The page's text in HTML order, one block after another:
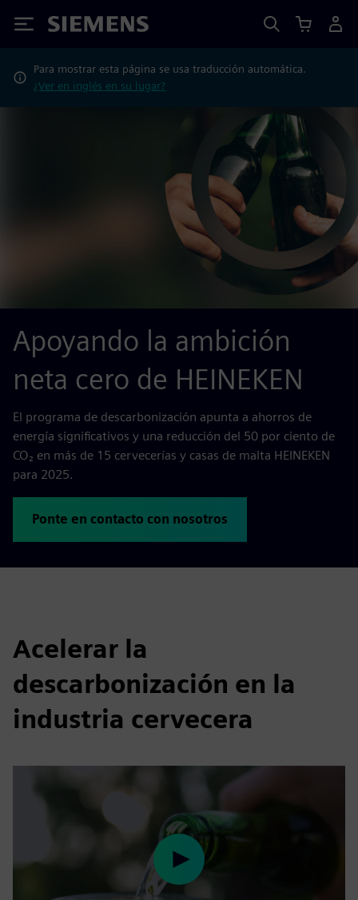
Siemens
Para mostrar esta página se usa traducción automática.
¿Ver en inglés en su lugar?
Apoyando la ambición
neta cero de HEINEKEN
El programa de descarbonización apunta a ahorros de
energía significativos y una reducción del 50 por ciento de
CO₂ en más de 15 cervecerías y casas de malta HEINEKEN
para 2025.
Ponte en contacto con nosotros
Acelerar la
descarbonización en la
industria cervecera
Play